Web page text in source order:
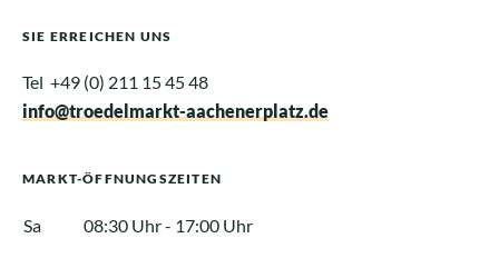
SIE ERREICHEN UNS
Tel +49 (0) 211 15 45 48
info@troedelmarkt-aachenerplatz.de
MARKT-ÖFFNUNGSZEITEN
Sa 08:30 Uhr - 17:00 Uhr